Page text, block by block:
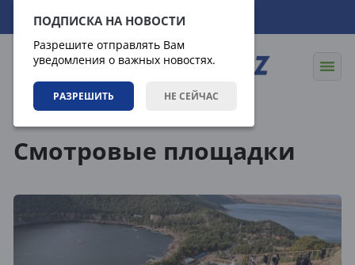
ПОДПИСКА НА НОВОСТИ
Разрешите отправлять Вам
уведомления о важных новостях.
РАЗРЕШИТЬ НЕ СЕЙЧАС
10.08.2026 17:58:59
Смотровые площадки